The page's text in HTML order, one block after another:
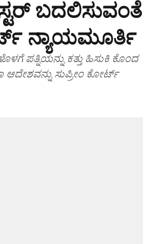
ಬದಲಿಸುವಂತೆ
ನ್ಯಾಯಮೂರ್ತಿ
ಪತ್ನಿಯನ್ನು ಕತ್ತು ಹಿಸುಕಿ ಕೊಂದ
ಸುಪ್ರೀಂ ಕೋರ್ಟ್